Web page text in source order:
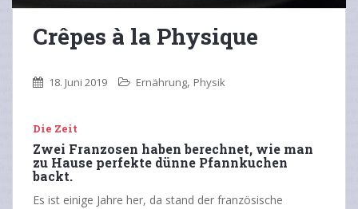
Crêpes à la Physique
18. Juni 2019 Ernährung, Physik
Die Zeit
Zwei Franzosen haben berechnet, wie man
zu Hause perfekte dünne Pfannkuchen
backt.
Es ist einige Jahre her, da stand der französische